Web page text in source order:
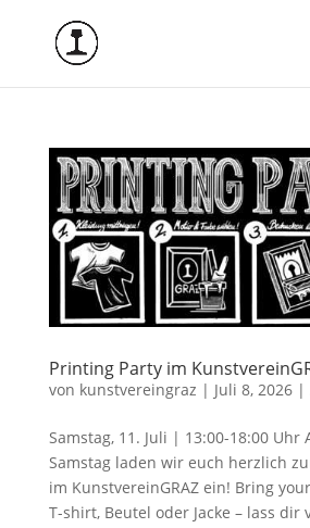
Printing Party im
von kunstvereingraz | Juli 8, 2026|
Samstag, 11. Juli | 13:00-18:00 Uhr
Samstag laden wir euch herzlich
im KunstvereinGRAZ ein! Bring
T-shirt, Beutel oder Jacke – lass dir